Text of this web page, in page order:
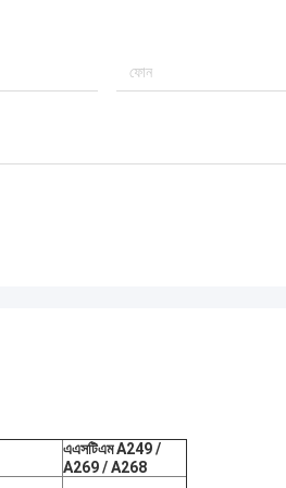
এএসটিএম A249 /
A269 / A268